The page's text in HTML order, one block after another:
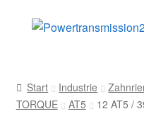
Zur
Zum
AGB
Start Industrie
TORQUE
AT5 12 AT5 /